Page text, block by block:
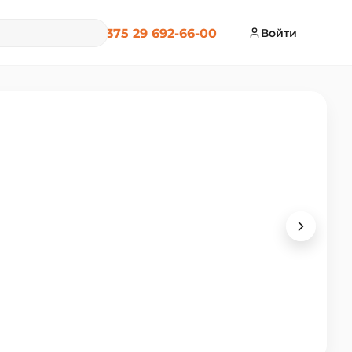
+375 29 692-66-00 Войти